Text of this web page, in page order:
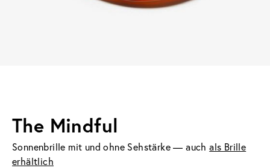
The Mindful
Sonnenbrille mit und ohne Sehstärke — auchals Brille
erhältlich